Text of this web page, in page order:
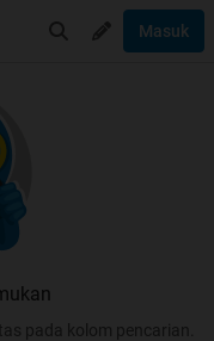
Masuk
pada kolom pencarian.